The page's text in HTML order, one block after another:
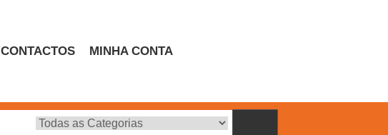
CONTACTOS MINHA CONTA